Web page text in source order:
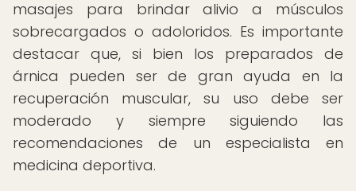
masajes para brindar alivio a músculos
sobrecargados o adoloridos. Es importante
destacar que, si bien los preparados de
árnica pueden ser de gran ayuda en la
recuperación muscular, su uso debe ser
moderado y siempre siguiendo las
recomendaciones de un especialista en
medicina deportiva.